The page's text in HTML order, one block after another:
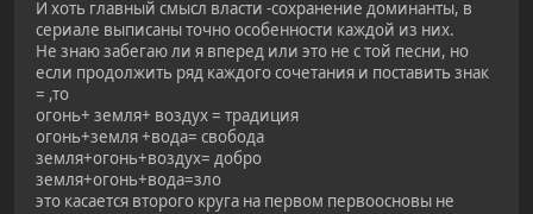
И хоть главный смысл власти -сохранение доминанты, в
сериале выписаны точно особенности каждой из них.
Не знаю забегаю ли я вперед или это не с той песни, но
если продолжить ряд каждого сочетания и поставить знак
= ,то
огонь+ земля+ воздух = традиция
огонь+земля +вода= свобода
земля+огонь+воздух= добро
земля+огонь+вода=зло
это касается второго круга на первом первоосновы не